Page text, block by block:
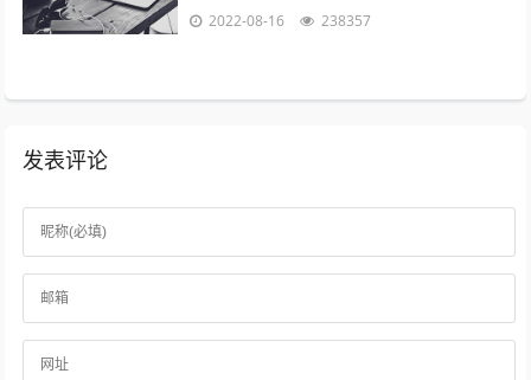
些与火拍短视频为什么不能播了相关的信息
2022-08-16 238357
发表评论